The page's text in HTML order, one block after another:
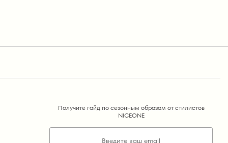
Получите гайд по сезонным образам от стилистов
NICEONE